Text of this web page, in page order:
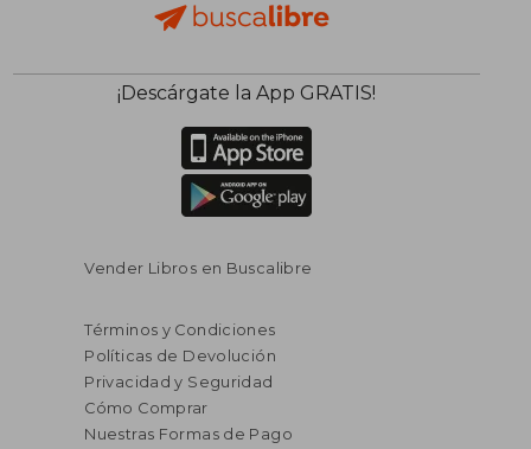
$ 58.35
$ 32.09
45%
dcto.
¡Descárgate la App GRATIS!
Vender Libros en Buscalibre
Términos y Condiciones
Políticas de Devolución
Privacidad y Seguridad
Cómo Comprar
Nuestras Formas de Pago